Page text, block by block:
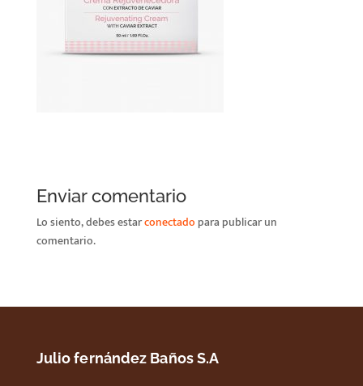
Enviar comentario
Lo siento, debes estarconectado para publicar un
comentario.
Julio fernández Baños S.A